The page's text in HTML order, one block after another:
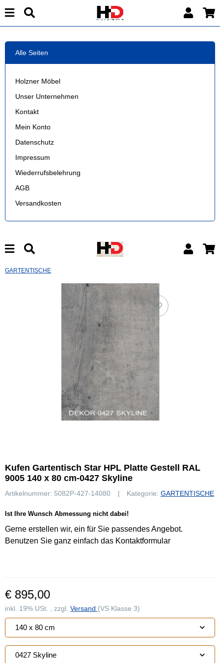
Alle Seiten
Holzner Möbel
Unser Unternehmen
Kontakt
Mein Konto
Datenschutz
Impressum
Wiederrufsbelehrung
AGB
Versandkosten
GARTENTISCHE
Kufen Gartentisch Star HPL Platte Gestell RAL
9005 140 x 80 cm-0427 Skyline
Artikelnummer: 5082P-427-14080 Kategorie: GARTENTISCHE
Ist Ihre Wunsch Abmessung nicht dabei!
Gerne erstellen wir, ein für Sie passendes Angebot.
Benutzen Sie ganz einfach das Kontaktformular
€ 895,00
inkl. 19% USt. , zzgl. Versand (VS Klasse 3)
140 x 80 cm
0427 Skyline